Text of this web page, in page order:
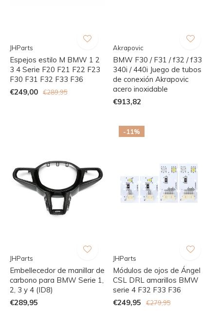
JHParts
Espejos estilo M BMW 1 2
3 4 Serie F20 F21 F22 F23
F30 F31 F32 F33 F36
€249,00
€289,95
Akrapovic
BMW F30 / F31 / f32 / f33
340i / 440i Juego de tubos
de conexión Akrapovic
acero inoxidable
€913,82
JHParts
Embellecedor de manillar de
carbono para BMW Serie 1,
2, 3 y 4 (ID8)
€289,95
-11%
JHParts
Módulos de ojos de Ángel
CSL DRL amarillos BMW
serie 4 F32 F33 F36
€249,95
€279,95